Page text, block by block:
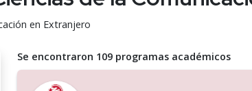
en Extranjero
Se encontraron 109 programas académicos